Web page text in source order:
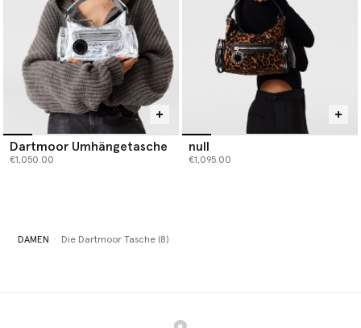
Dartmoor Umhängetasche
€1,050.00
null
€1,095.00
DAMEN Die Dartmoor Tasche (8)